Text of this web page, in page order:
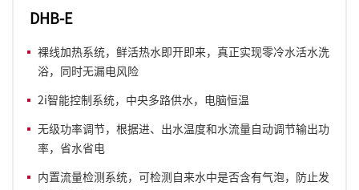
DHB-E
裸线加热系统，鲜活热水即开即来，真正实现零冷水活水洗
浴，同时无漏电风险
2i智能控制系统，中央多路供水，电脑恒温
无级功率调节，根据进、出水温度和水流量自动调节输出功
率，省水省电
内置流量检测系统，可检测自来水中是否含有气泡，防止发